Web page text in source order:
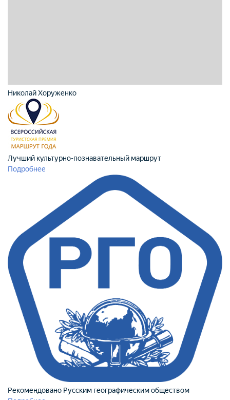
Николай Хоруженко
Лучший культурно-познавательный маршрут
Подробнее
Рекомендовано Русским географическим обществом